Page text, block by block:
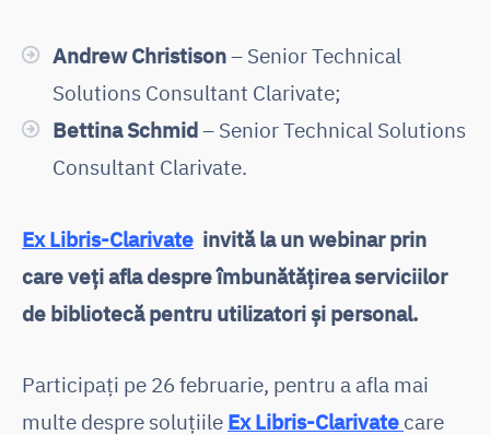
Andrew Christison– Senior Technical
Solutions Consultant Clarivate;
Bettina Schmid– Senior Technical Solutions
Consultant Clarivate.
Ex Libris-Clarivate invită la un webinar prin
care veți afla despre îmbunătățirea serviciilor
de bibliotecă pentru utilizatori și personal.
Participați pe 26 februarie, pentru a afla mai
multe despre soluțiile Ex Libris-Clarivate care